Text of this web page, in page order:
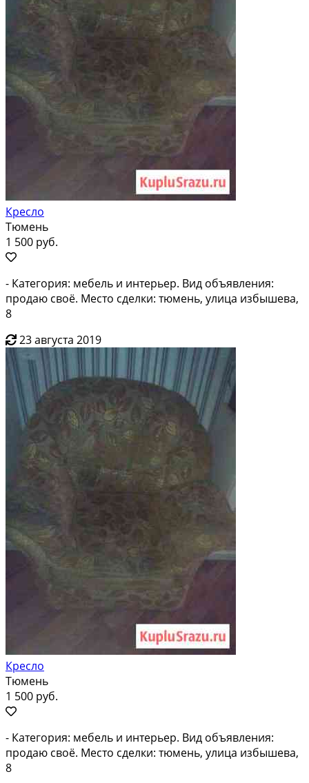
Кресло
Тюмень
1 500 руб.
- Категория: мебель и интерьер. Вид объявления:
продаю своё. Место сделки: тюмень, улица избышева,
8
23 августа 2019
Кресло
Тюмень
1 500 руб.
- Категория: мебель и интерьер. Вид объявления:
продаю своё. Место сделки: тюмень, улица избышева,
8